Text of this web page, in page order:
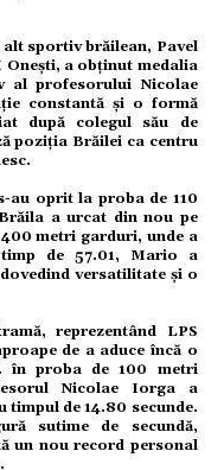
sportiv brăilean, Pavel
Onești, a obținut medalia
al profesorului Nicolae
constantă și o formă
după colegul său de
poziția Brăilei ca centru
au oprit la proba de 110
a urcat din nou pe
metri garduri, unde a
de 57.01, Mario a
versatilitate și o
reprezentând LPS
de a aduce încă o
în proba de 100 metri
Nicolae Iorga a
de 14.80 secunde.
sutime de secundă,
un nou record personal